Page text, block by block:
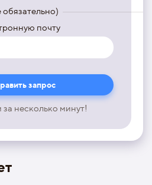
обязательно)
почту
несколько минут!